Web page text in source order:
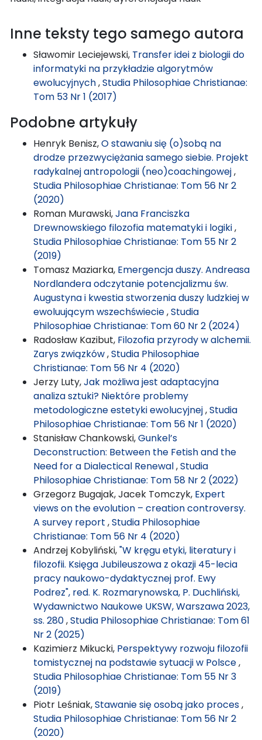
Inne teksty tego samego autora
Sławomir Leciejewski, Transfer idei z biologii do
informatyki na przykładzie algorytmów
ewolucyjnych,Studia Philosophiae Christianae:
Tom 53 Nr 1 (2017)
Podobne artykuły
Henryk Benisz,O stawaniu się (o)sobą na
drodze przezwyciężania samego siebie. Projekt
radykalnej antropologii (neo)coachingowej,
Studia Philosophiae Christianae: Tom 56 Nr 2
(2020)
Roman Murawski,Jana Franciszka
Drewnowskiego filozofia matematyki i logiki,
Studia Philosophiae Christianae: Tom 55 Nr 2
(2019)
Tomasz Maziarka, Emergencja duszy. Andreasa
Nordlandera odczytanie potencjalizmu św.
Augustyna i kwestia stworzenia duszy ludzkiej w
ewoluującym wszechświecie,Studia
Philosophiae Christianae: Tom 60 Nr 2 (2024)
Radosław Kazibut, Filozofia przyrody w alchemii.
Zarys związków,Studia Philosophiae
Christianae: Tom 56 Nr 4 (2020)
Jerzy Luty,Jak możliwa jest adaptacyjna
analiza sztuki? Niektóre problemy
metodologiczne estetyki ewolucyjnej,Studia
Philosophiae Christianae: Tom 56 Nr 1 (2020)
Stanisław Chankowski,Gunkel’s
Deconstruction: Between the Fetish and the
Need for a Dialectical Renewal,Studia
Philosophiae Christianae: Tom 58 Nr 2 (2022)
Grzegorz Bugajak, Jacek Tomczyk, Expert
views on the evolution – creation controversy.
A survey report ,Studia Philosophiae
Christianae: Tom 56 Nr 4 (2020)
Andrzej Kobyliński,"W kręgu etyki, literatury i
filozofii. Księga Jubileuszowa z okazji 45-lecia
pracy naukowo-dydaktycznej prof. Ewy
Podrez", red. K. Rozmarynowska, P. Duchliński,
Wydawnictwo Naukowe UKSW, Warszawa 2023,
ss. 280,Studia Philosophiae Christianae: Tom 61
Nr 2 (2025)
Kazimierz Mikucki, Perspektywy rozwoju filozofii
tomistycznej na podstawie sytuacji w Polsce,
Studia Philosophiae Christianae: Tom 55 Nr 3
(2019)
Piotr Leśniak,Stawanie się osobą jako proces,
Studia Philosophiae Christianae: Tom 56 Nr 2
(2020)